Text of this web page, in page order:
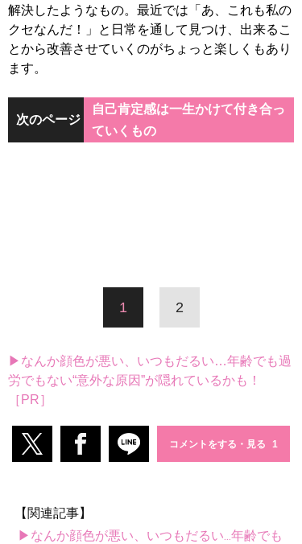
解決したようなもの。最近では「あ、これも私の
クセなんだ！」と日常を通して見つけ、出来るこ
とから改善させていくのがちょっと楽しくもあり
ます。
次のページ
自己肯定感は一生かけて付き合っ
ていくもの
1 2
▶なんか顔色が悪い、いつもだるい…年齢でも過
労でもない“意外な原因”が隠れているかも！
［PR］
コメントをする・見る
【関連記事】
▶なんか顔色が悪い、いつもだるい...年齢でも